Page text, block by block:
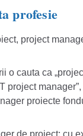
profesie
project
o cauta ca
project
proiecte
de proiect; cu